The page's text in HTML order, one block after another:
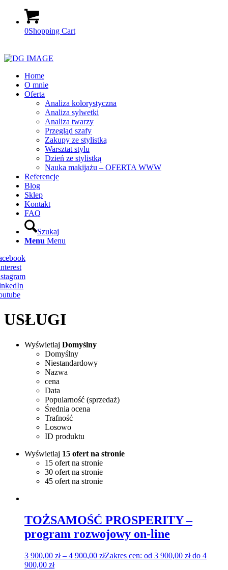
0Shopping Cart
Home
O mnie
Oferta
Analiza kolorystyczna
Analiza sylwetki
Analiza twarzy
Przegląd szafy
Zakupy ze stylistką
Warsztat stylu
Dzień ze stylistką
Nauka makijażu – OFERTA WWW
Referencje
Blog
Sklep
Kontakt
FAQ
Szukaj
Menu Menu
USŁUGI
Wyświetlaj Domyślny
Domyślny
Niestandardowy
Nazwa
cena
Data
Popularność (sprzedaż)
Średnia ocena
Trafność
Losowo
ID produktu
Wyświetlaj 15 ofert na stronie
15 ofert na stronie
30 ofert na stronie
45 ofert na stronie
TOŻSAMOŚĆ PROSPERITY –
program rozwojowy on-line
3 900,00 zł – 4 900,00 złZakres cen: od 3 900,00 zł do 4
900,00 zł